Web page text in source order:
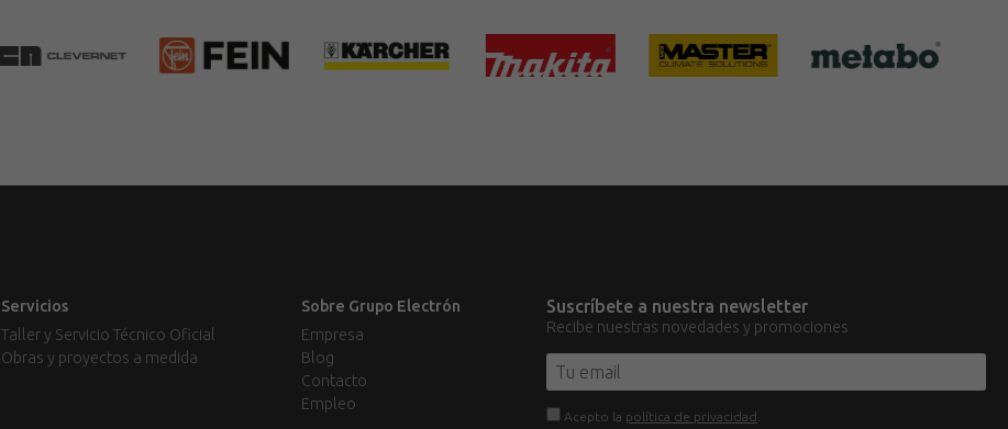
Servicios
Taller y Servicio Técnico Oficial
Obras y proyectos a medida
Sobre Grupo Electrón
Empresa
Blog
Contacto
Empleo
Suscríbete a nuestra newsletter
Recibe nuestras novedades y promociones
Acepto la política de privacidad